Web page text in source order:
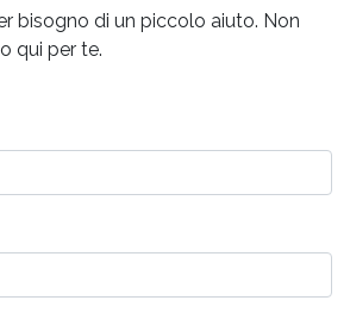
bisogno di un piccolo aiuto. Non
qui per te.